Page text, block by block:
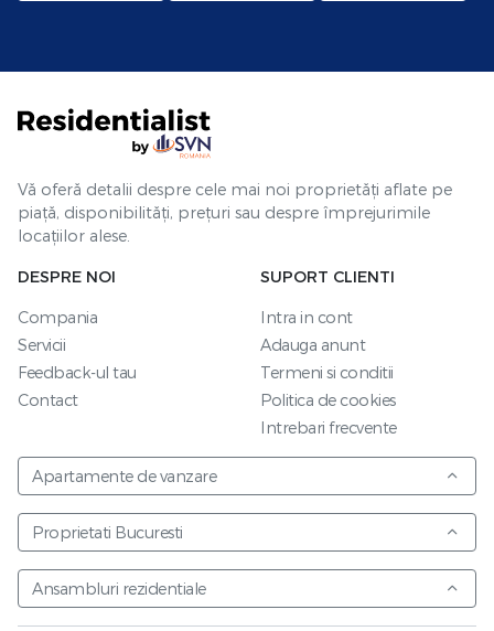
Vă oferă detalii despre cele mai noi proprietăți aflate pe
piață, disponibilități, prețuri sau despre împrejurimile
locațiilor alese.
DESPRE NOI
Compania
Servicii
Feedback-ul tau
Contact
SUPORT CLIENTI
Intra in cont
Adauga anunt
Termeni si conditii
Politica de cookies
Intrebari frecvente
Apartamente de vanzare
Proprietati Bucuresti
Ansambluri rezidentiale